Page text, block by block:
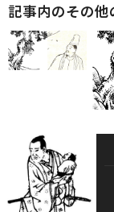
記事内のその他